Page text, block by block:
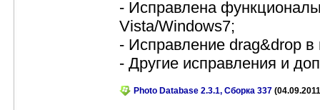
- Исправлена
Vista/Windows7;
- Исправление drag&drop в
- Другие исправления и
Photo Database 2.3.1, Сборка 337